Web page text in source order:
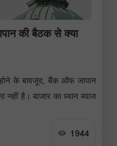
की बैठक से क्या
के बावजूद, बैंक ऑफ जापान
नहीं है। बाजार का ध्यान ब्याज
1944